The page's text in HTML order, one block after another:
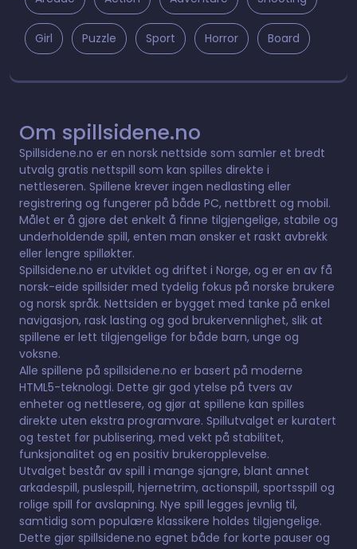
Girl Puzzle Sport Horror Board
Om spillsidene.no
Spillsidene.no er en norsk nettside som samler et bredt
utvalg gratis nettspill som kan spilles direkte i
nettleseren. Spillene krever ingen nedlasting eller
registrering og fungerer på både PC, nettbrett og mobil.
Målet er å gjøre det enkelt å finne tilgjengelige, stabile og
underholdende spill, enten man ønsker et raskt avbrekk
eller lengre spilløkter.
Spillsidene.no er utviklet og driftet i Norge, og er en av få
norsk-eide spillsider med tydelig fokus på norske brukere
og norsk språk. Nettsiden er bygget med tanke på enkel
navigasjon, rask lasting og god brukervennlighet, slik at
spillene er lett tilgjengelige for både barn, unge og
voksne.
Alle spillene på spillsidene.no er basert på moderne
HTML5-teknologi. Dette gir god ytelse på tvers av
enheter og nettlesere, og gjør at spillene kan spilles
direkte uten ekstra programvare. Spillutvalget er kuratert
og testet før publisering, med vekt på stabilitet,
funksjonalitet og en positiv brukeropplevelse.
Utvalget består av spill i mange sjangre, blant annet
arkadespill, puslespill, hjernetrim, actionspill, sportsspill og
rolige spill for avslapning. Nye spill legges jevnlig til,
samtidig som populære klassikere holdes tilgjengelige.
Dette gjør spillsidene.no egnet både for korte pauser og